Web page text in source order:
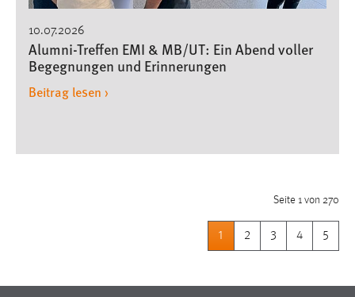
10.07.2026
Alumni-Treffen EMI & MB/UT: Ein Abend voller
Begegnungen und Erinnerungen
Beitrag lesen ›
Seite 1 von 270
1 2 3 4 5